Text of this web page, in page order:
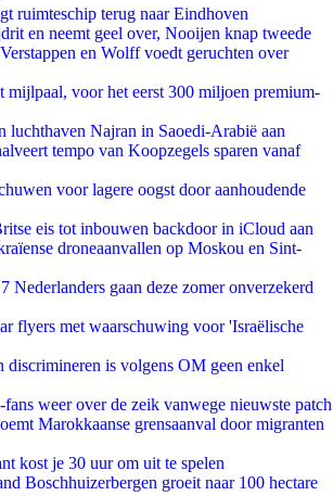
ruimteschip terug naar Eindhoven
en neemt geel over, Nooijen knap tweede
en Wolff voedt geruchten over
mijlpaal, voor het eerst 300 miljoen premium-
luchthaven Najran in Saoedi-Arabië aan
tempo van Koopzegels sparen vanaf
voor lagere oogst door aanhoudende
eis tot inbouwen backdoor in iCloud aan
droneaanvallen op Moskou en Sint-
Nederlanders gaan deze zomer onverzekerd
flyers met waarschuwing voor 'Israëlische
discrimineren is volgens OM geen enkel
fans weer over de zeik vanwege nieuwste patch
Marokkaanse grensaanval door migranten
kost je 30 uur om uit te spelen
Boschhuizerbergen groeit naar 100 hectare